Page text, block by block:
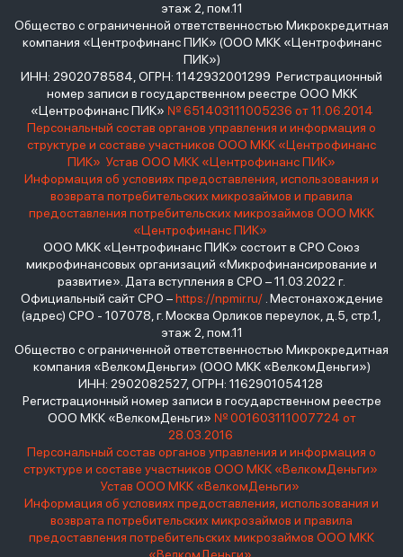
этаж 2, пом.11
Общество с ограниченной ответственностью Микрокредитная
компания «Центрофинанс ПИК» (ООО МКК «Центрофинанс
ПИК»)
ИНН: 2902078584, ОГРН: 1142932001299 Регистрационный
номер записи в государственном реестре ООО МКК
«Центрофинанс ПИК» № 651403111005236 от 11.06.2014
Персональный состав органов управления и информация о
структуре и составе участников ООО МКК «Центрофинанс
ПИК» Устав ООО МКК «Центрофинанс ПИК»
Информация об условиях предоставления, использования и
возврата потребительских микрозаймов и правила
предоставления потребительских микрозаймов ООО МКК
«Центрофинанс ПИК»
ООО МКК «Центрофинанс ПИК» состоит в СРО Союз
микрофинансовых организаций «Микрофинансирование и
развитие». Дата вступления в СРО – 11.03.2022 г.
Официальный сайт СРО –https://npmir.ru/. Местонахождение
(адрес) СРО - 107078, г. Москва Орликов переулок, д.5, стр.1,
этаж 2, пом.11
Общество с ограниченной ответственностью Микрокредитная
компания «ВелкомДеньги» (ООО МКК «ВелкомДеньги»)
ИНН: 2902082527, ОГРН: 1162901054128
Регистрационный номер записи в государственном реестре
ООО МКК «ВелкомДеньги» № 001603111007724 от
28.03.2016
Персональный состав органов управления и информация о
структуре и составе участников ООО МКК «ВелкомДеньги»
Устав ООО МКК «ВелкомДеньги»
Информация об условиях предоставления, использования и
возврата потребительских микрозаймов и правила
предоставления потребительских микрозаймов ООО МКК